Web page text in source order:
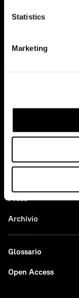
Statistics
Marketing
Contatti
Press
Archivio
Glossario
Open Access